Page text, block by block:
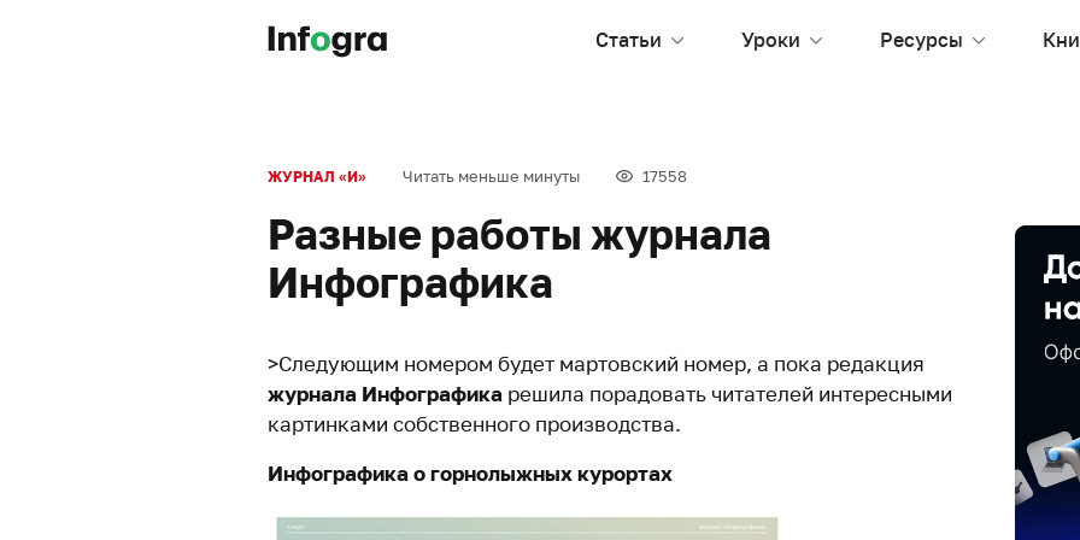
Статьи Уроки Ресурсы
ЖУРНАЛ «И» Читать меньше минуты 17558
Разные работы журнала
Инфографика
>Следующим номером будет мартовский номер, а пока редакция
журнала Инфографика решила порадовать читателей интересными
картинками собственного производства.
Инфографика о горнолыжных курортах